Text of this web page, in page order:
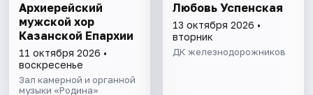
Архиерейский
мужской хор
Казанской Епархии
11 октября 2026 •
воскресенье
Зал камерной и органной
музыки «Родина»
Любовь Успенская
13 октября 2026 •
вторник
ДК железнодорожников